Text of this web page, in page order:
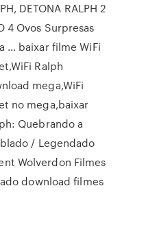
DETONA RALPH 2
4 Ovos Surpresas
… baixar filme WiFi
Ralph
mega,WiFi
no mega,baixar
Quebrando a
/ Legendado
Wolverdon Filmes
download filmes